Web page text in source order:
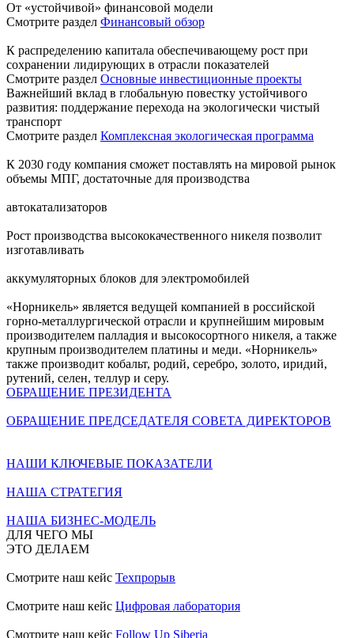
От «устойчивой» финансовой модели
Смотрите раздел Финансовый обзор
К распределению капитала обеспечивающему рост при
сохранении лидирующих в отрасли показателей
Смотрите раздел Основные инвестиционные проекты
Важнейший вклад в глобальную повестку устойчивого
развития: поддержание перехода на экологически чистый
транспорт
Смотрите раздел Комплексная экологическая программа
К 2030 году компания сможет поставлять на мировой рынок
объемы МПГ, достаточные для производства
автокатализаторов
Рост производства высококачественного никеля позволит
изготавливать
аккумуляторных блоков для электромобилей
«Норникель» является ведущей компанией в российской
горно-металлургической отрасли и крупнейшим мировым
производителем палладия и высокосортного никеля, а также
крупным производителем платины и меди. «Норникель»
также производит кобальт, родий, серебро, золото, иридий,
рутений, селен, теллур и серу.
ОБРАЩЕНИЕ ПРЕЗИДЕНТА
ОБРАЩЕНИЕ ПРЕДСЕДАТЕЛЯ СОВЕТА ДИРЕКТОРОВ
НАШИ КЛЮЧЕВЫЕ ПОКАЗАТЕЛИ
НАША СТРАТЕГИЯ
НАША БИЗНЕС-МОДЕЛЬ
ДЛЯ ЧЕГО МЫ
ЭТО ДЕЛАЕМ
Смотрите наш кейс Техпрорыв
Смотрите наш кейс Цифровая лаборатория
Смотрите наш кейс Follow Up Siberia